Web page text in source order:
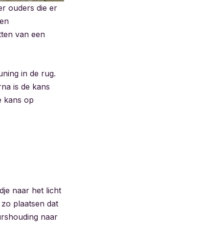
ouders die er
van een
in de rug.
is de kans
kans op
naar het licht
plaatsen dat
naar